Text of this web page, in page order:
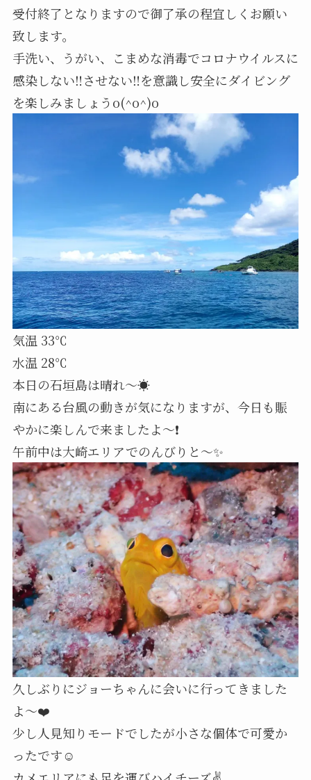
受付終了となりますので御了承の程宜しくお願い
致します。
手洗い、うがい、こまめな消毒でコロナウイルスに
感染しない‼️させない‼️を意識し安全にダイビング
を楽しみましょうo(^o^)o
気温 33℃
水温 28℃
本日の石垣島は晴れ～☀️
南にある台風の動きが気になりますが、今日も賑
やかに楽しんで来ましたよ～❗
午前中は大崎エリアでのんびりと～✨
久しぶりにジョーちゃんに会いに行ってきました
よ～❤️
少し人見知りモードでしたが小さな個体で可愛か
ったです☺️